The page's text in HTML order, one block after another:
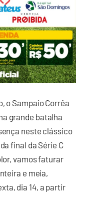
o Sampaio Corrêa
grande batalha
neste clássico
final da Série C
vamos faturar
e meia,
dia 14, a partir